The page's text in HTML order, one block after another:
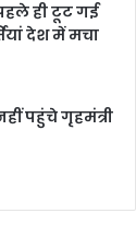
ही टूट गई
देश में मचा
पहुंचे गृहमंत्री